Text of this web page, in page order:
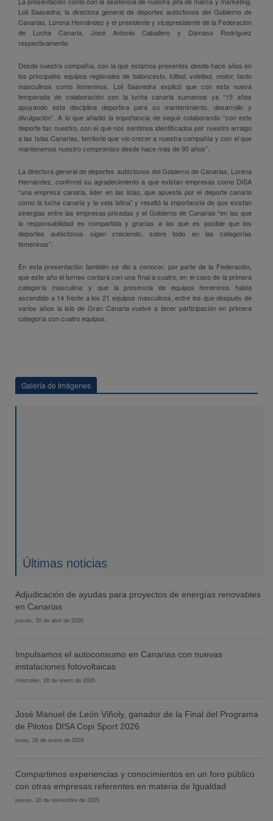
Loli Saavedra; la directora general de deportes autóctonos del Gobierno de
Canarias, Lorena Hernández y el presidente y vicepresidente de la Federación
de Lucha Canaria, José Antonio Caballero y Dámaso Rodríguez
respectivamente.
Desde nuestra compañía, con la que estamos presentes desde hace años en
los principales equipos regionales de baloncesto, fútbol, voleibol, motor, tanto
masculinos como femeninos, Loli Saavedra explicó que con esta nueva
temporada de colaboración con la lucha canaria sumamos ya “15 años
apoyando esta disciplina deportiva para su mantenimiento, desarrollo y
divulgación”. A lo que añadió la importancia de seguir colaborando “con este
deporte tan nuestro, con el que nos sentimos identificados por nuestro arraigo
a las Islas Canarias, territorio que vio crecer a nuestra compañía y con el que
mantenemos nuestro compromiso desde hace más de 90 años”.
La directora general de deportes autóctonos del Gobierno de Canarias, Lorena
Hernández, confirmó su agradecimiento a que existan empresas como DISA
“una empresa canaria, líder en las islas, que apuesta por el deporte canario
como la lucha canaria y la vela latina” y resaltó la importancia de que existan
sinergias entre las empresas privadas y el Gobierno de Canarias “en las que
la responsabilidad es compartida y gracias a las que es posible que los
deportes autóctonos sigan creciendo, sobre todo en las categorías
femeninas”.
En esta presentación también se dio a conocer, por parte de la Federación,
que este año el torneo contará con una final a cuatro, en el caso de la primera
categoría masculina; y que la presencia de equipos femeninos había
ascendido a 14 frente a los 21 equipos masculinos, entre los que después de
varios años la isla de Gran Canaria vuelve a tener participación en primera
categoría con cuatro equipos.
Galería de Imágenes
Últimas noticias
Adjudicación de ayudas para proyectos de energías renovables
en Canarias
jueves, 30 de abril de 2026
Impulsamos el autoconsumo en Canarias con nuevas
instalaciones fotovoltaicas
miércoles, 28 de enero de 2026
José Manuel de León Viñoly, ganador de la Final del Programa
de Pilotos DISA Copi Sport 2026
lunes, 26 de enero de 2026
Compartimos experiencias y conocimientos en un foro público
con otras empresas referentes en materia de Igualdad
jueves, 20 de noviembre de 2025